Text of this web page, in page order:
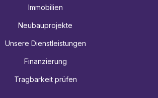
Immobilien
Neubauprojekte
Unsere Dienstleistungen
Finanzierung
Tragbarkeit prüfen